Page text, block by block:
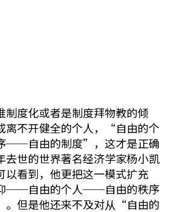
制度化或者是制度拜物教的倾
离不开健全的个人，“自由的个
──自由的制度”，这才是正确
去世的世界著名经济学家杨小凯
以看到，他更把这一模式扩充
──自由的个人──自由的秩序
但是他还来不及对从“自由的